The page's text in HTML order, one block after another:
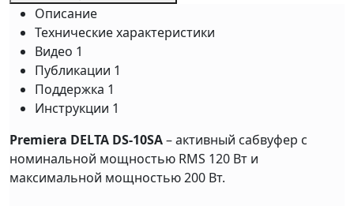
Описание
Технические характеристики
Видео 1
Публикации 1
Поддержка 1
Инструкции 1
Premiera DELTA DS-10SA– активный сабвуфер с
номинальной мощностью RMS 120 Вт и
максимальной мощностью 200 Вт.